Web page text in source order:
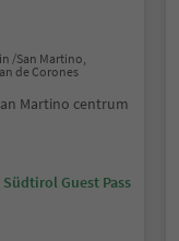
/San Martino,
de Corones
Martino centrum
Südtirol Guest Pass